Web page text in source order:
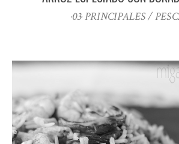
·03· PRINCIPALES /